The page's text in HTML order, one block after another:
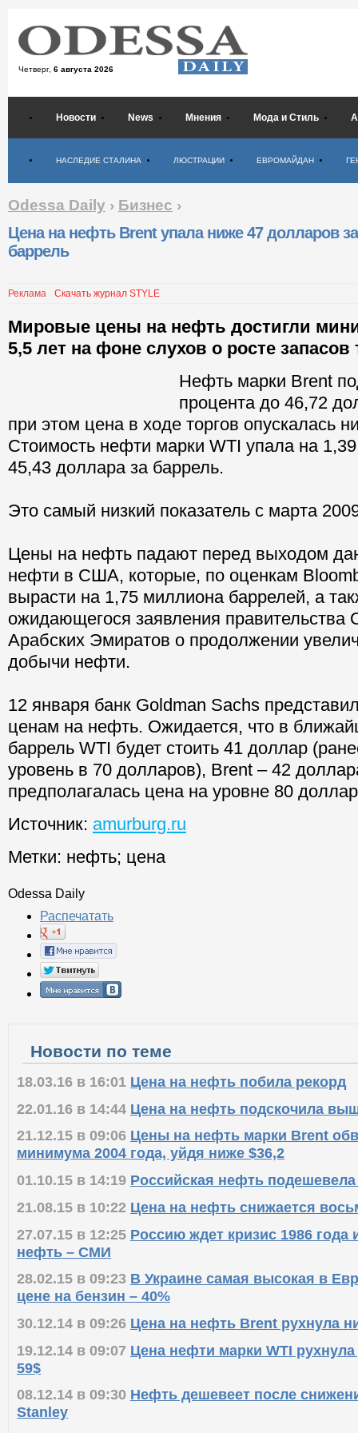
Четверг, 6 августа 2026
Новости News Мнения Мода и Стиль
НАСЛЕДИЕ СТАЛИНА ЛЮСТРАЦИИ ЕВРОМАЙДАН
Odessa Daily › Бизнес ›
Цена на нефть Brent упала ниже 47 долларов за
баррель
Реклама Скачать журнал STYLE
Мировые цены на нефть достигли
5,5 лет на фоне слухов о росте
Нефть марки Brent
процента до 46,72
при этом цена в ходе торгов опускалась
Стоимость нефти марки WTI упала на
45,43 доллара за баррель.
Это самый низкий показатель с марта
Цены на нефть падают перед выходом
нефти в США, которые, по оценкам
вырасти на 1,75 миллиона баррелей, а
ожидающегося заявления правительства
Арабских Эмиратов о продолжении
добычи нефти.
12 января банк Goldman Sachs
ценам на нефть. Ожидается, что в
баррель WTI будет стоить 41 доллар
уровень в 70 долларов), Brent – 42
предполагалась цена на уровне 80
Источник: amurburg.ru
Метки: нефть; цена
Odessa Daily
Распечатать
Новости по теме
18.03.16 в 16:01 Цена на нефть побила рекорд
22.01.16 в 14:44 Цена на нефть подскочила
21.12.15 в 09:06 Цены на нефть марки Brent
минимума 2004 года, уйдя ниже $36,2
01.10.15 в 14:19 Российская нефть
21.08.15 в 10:22 Цена на нефть снижается
27.07.15 в 12:25 Россию ждет кризис 1986 года
нефть – СМИ
28.02.15 в 09:23 В Украине самая высокая в
цене на бензин – 40%
30.12.14 в 09:26 Цена на нефть Brent рухнула
19.12.14 в 09:07 Цена нефти марки WTI
59$
08.12.14 в 09:30 Нефть дешевеет после
Stanley